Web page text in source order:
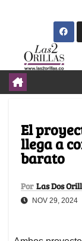
El
llega a
barato
Por Las Dos
NOV 29, 2024